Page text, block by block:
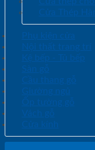
Cửa Thép
Phụ kiện cửa
Nội thất trang trí
Kệ bếp - Tủ bếp
Sàn gỗ
Cầu thang gỗ
Giường ngủ
Ốp tường gỗ
Vách gỗ
Cửa kính